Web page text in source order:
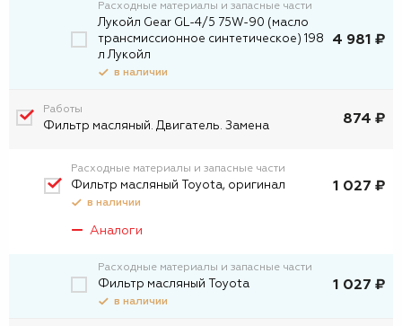
Расходные материалы и запасные части
Лукойл Gear GL-4/5 75W-90 (масло
трансмиссионное синтетическое) 198
л Лукойл
в наличии
4 981 ₽
Работы
Фильтр масляный. Двигатель. Замена 874 ₽
Расходные материалы и запасные части
Фильтр масляный Toyota, оригинал
в наличии
1 027 ₽
Аналоги
Расходные материалы и запасные части
Фильтр масляный Toyota
в наличии
1 027 ₽